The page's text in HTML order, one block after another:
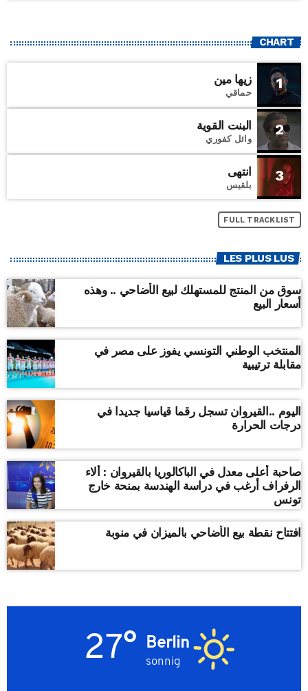
CHART
1 زيها مين
حماقي
2 البنت القوية
وائل كفوري
3 انتهى
بلقيس
FULL TRACKLIST
LES PLUS LUS
سوق من المنتج للمستهلك لبيع الأضاحي .. وهذه
أسعار البيع
المنتخب الوطني التونسي يفوز على مصر في
مقابلة ترتيبية
اليوم ..القيروان تسجل رقما قياسيا جديدا في
درجات الحرارة
صاحبة أعلى معدل في الباكالوريا بالقيروان : ألاء
الرفراف أرغب في دراسة الهندسة بمنحة خارج
تونس
افتتاح نقطة بيع الأضاحي بالميزان في منوبة
Berlin
sonnig
27°